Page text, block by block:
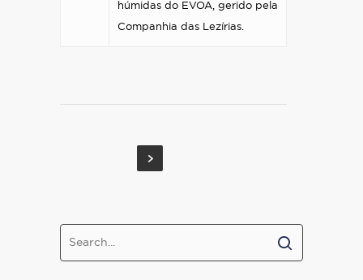
húmidas do EVOA, gerido pela
Companhia das Lezírias.